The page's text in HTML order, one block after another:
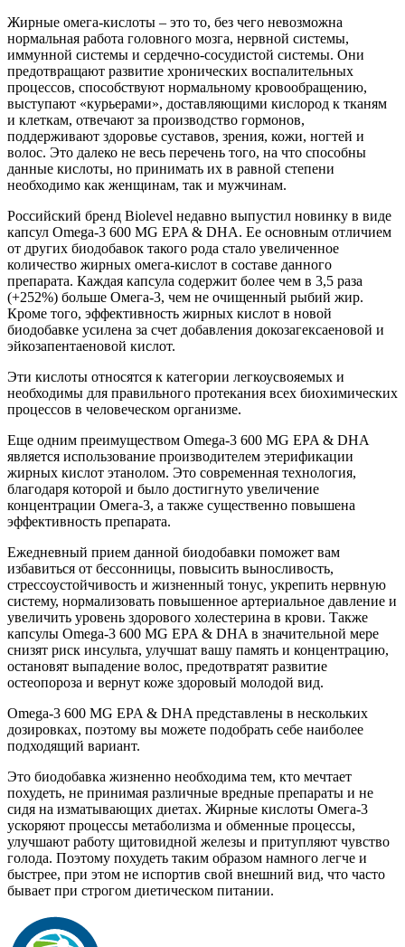
Жирные омега-кислоты – это то, без чего невозможна
нормальная работа головного мозга, нервной системы,
иммунной системы и сердечно-сосудистой системы. Они
предотвращают развитие хронических воспалительных
процессов, способствуют нормальному кровообращению,
выступают «курьерами», доставляющими кислород к тканям
и клеткам, отвечают за производство гормонов,
поддерживают здоровье суставов, зрения, кожи, ногтей и
волос. Это далеко не весь перечень того, на что способны
данные кислоты, но принимать их в равной степени
необходимо как женщинам, так и мужчинам.
Российский бренд Biolevel недавно выпустил новинку в виде
капсул Omega-3 600 MG EPA & DHA. Ее основным отличием
от других биодобавок такого рода стало увеличенное
количество жирных омега-кислот в составе данного
препарата. Каждая капсула содержит более чем в 3,5 раза
(+252%) больше Омега-3, чем не очищенный рыбий жир.
Кроме того, эффективность жирных кислот в новой
биодобавке усилена за счет добавления докозагексаеновой и
эйкозапентаеновой кислот.
Эти кислоты относятся к категории легкоусвояемых и
необходимы для правильного протекания всех биохимических
процессов в человеческом организме.
Еще одним преимуществом Omega-3 600 MG EPA & DHA
является использование производителем этерификации
жирных кислот этанолом. Это современная технология,
благодаря которой и было достигнуто увеличение
концентрации Омега-3, а также существенно повышена
эффективность препарата.
Ежедневный прием данной биодобавки поможет вам
избавиться от бессонницы, повысить выносливость,
стрессоустойчивость и жизненный тонус, укрепить нервную
систему, нормализовать повышенное артериальное давление и
увеличить уровень здорового холестерина в крови. Также
капсулы Omega-3 600 MG EPA & DHA в значительной мере
снизят риск инсульта, улучшат вашу память и концентрацию,
остановят выпадение волос, предотвратят развитие
остеопороза и вернут коже здоровый молодой вид.
Omega-3 600 MG EPA & DHA представлены в нескольких
дозировках, поэтому вы можете подобрать себе наиболее
подходящий вариант.
Это биодобавка жизненно необходима тем, кто мечтает
похудеть, не принимая различные вредные препараты и не
сидя на изматывающих диетах. Жирные кислоты Омега-3
ускоряют процессы метаболизма и обменные процессы,
улучшают работу щитовидной железы и притупляют чувство
голода. Поэтому похудеть таким образом намного легче и
быстрее, при этом не испортив свой внешний вид, что часто
бывает при строгом диетическом питании.